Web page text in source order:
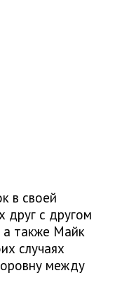
в своей
друг с другом
также Майк
случаях
между